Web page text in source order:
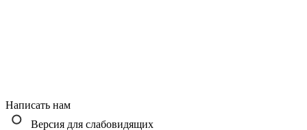
Написать нам
Версия для слабовидящих